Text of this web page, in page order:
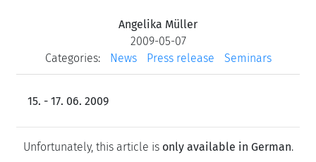
Angelika Müller
2009-05-07
Categories:
News Press release Seminars
15. - 17. 06. 2009
Unfortunately, this article is only available in German.